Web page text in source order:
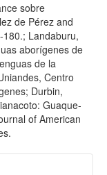
sobre
de Pérez and
Landaburu,
aborígenes de
de la
Centro
Durbin,
Guaque-
of American